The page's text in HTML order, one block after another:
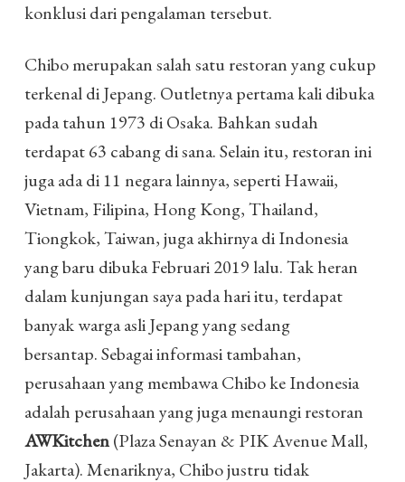
konklusi dari pengalaman tersebut.
Chibo merupakan salah satu restoran yang cukup
terkenal di Jepang. Outletnya pertama kali dibuka
pada tahun 1973 di Osaka. Bahkan sudah
terdapat 63 cabang di sana. Selain itu, restoran ini
juga ada di 11 negara lainnya, seperti Hawaii,
Vietnam, Filipina, Hong Kong, Thailand,
Tiongkok, Taiwan, juga akhirnya di Indonesia
yang baru dibuka Februari 2019 lalu. Tak heran
dalam kunjungan saya pada hari itu, terdapat
banyak warga asli Jepang yang sedang
bersantap. Sebagai informasi tambahan,
perusahaan yang membawa Chibo ke Indonesia
adalah perusahaan yang juga menaungi restoran
AWKitchen(Plaza Senayan & PIK Avenue Mall,
Jakarta). Menariknya, Chibo justru tidak